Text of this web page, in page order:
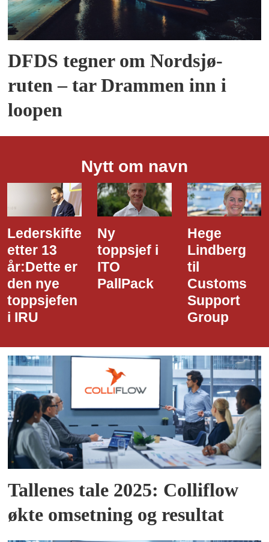
DFDS tegner om Nordsjø-
ruten – tar Drammen inn i
loopen
Nytt om navn
Ny
toppsjef i
ITO
PallPack
Hege
Lindberg
til
Customs
Dette er
den nye
i Narvik
Havn
Tallenes tale 2025: Colliflow
økte omsetning og resultat